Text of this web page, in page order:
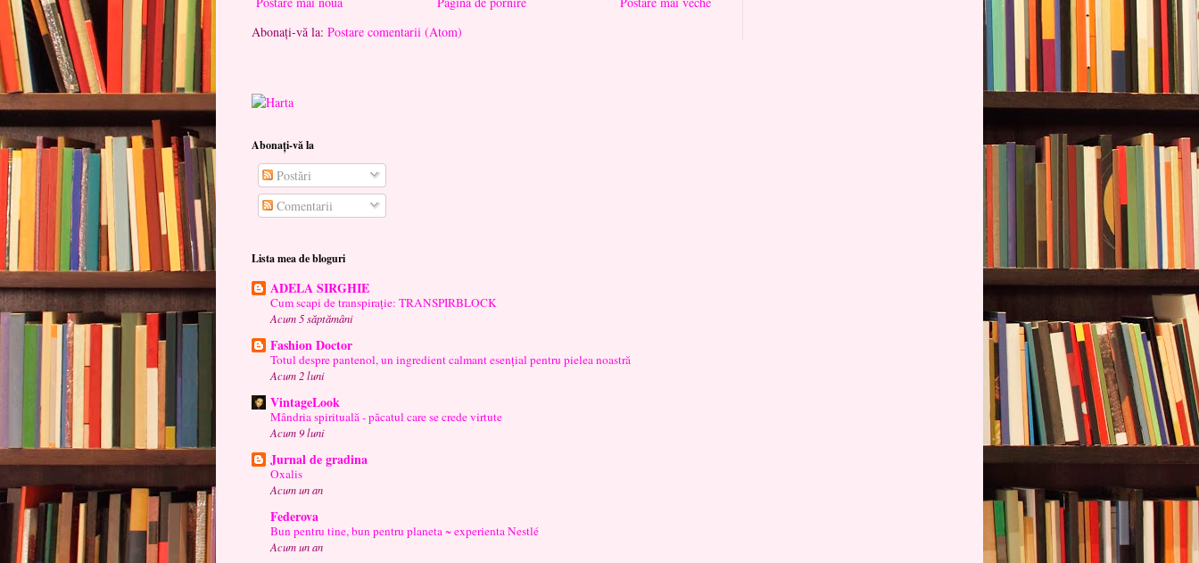
Abonați-vă la: Postare comentarii (Atom)
Abonați-vă la
Postări
Comentarii
Lista mea de bloguri
ADELA SIRGHIE
Cum scapi de transpirație: TRANSPIRBLOCK
Acum 5 săptămâni
Fashion Doctor
Totul despre pantenol, un ingredient calmant esențial pentru pielea noastră
Acum 2 luni
VintageLook
Mândria spirituală - păcatul care se crede virtute
Acum 9 luni
Jurnal de gradina
Oxalis
Acum un an
Federova
Bun pentru tine, bun pentru planeta ~ experienta Nestlé
Acum un an